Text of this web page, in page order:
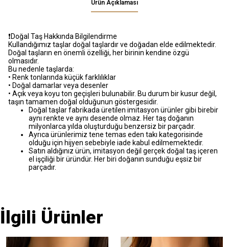
Ürün Açıklaması
❗️Doğal Taş Hakkında Bilgilendirme
Kullandığımız taşlar doğal taşlardır ve doğadan elde edilmektedir.
Doğal taşların en önemli özelliği, her birinin kendine özgü
olmasıdır.
Bu nedenle taşlarda:
• Renk tonlarında küçük farklılıklar
• Doğal damarlar veya desenler
• Açık veya koyu ton geçişleri bulunabilir. Bu durum bir kusur değil,
taşın tamamen doğal olduğunun göstergesidir.
Doğal taşlar fabrikada üretilen imitasyon ürünler gibi birebir
aynı renkte ve aynı desende olmaz. Her taş doğanın
milyonlarca yılda oluşturduğu benzersiz bir parçadır.
Ayrıca ürünlerimiz tene temas eden takı kategorisinde
olduğu için hijyen sebebiyle iade kabul edilmemektedir.
Satın aldığınız ürün, imitasyon değil gerçek doğal taş içeren
el işçiliği bir üründür. Her biri doğanın sunduğu eşsiz bir
parçadır.
İlgili Ürünler